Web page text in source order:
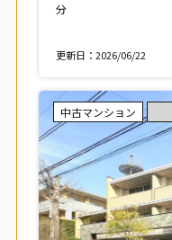
分
更新日：2026/06/22
中古マンション